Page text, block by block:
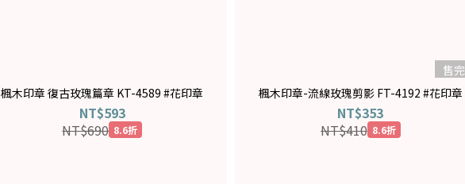
楓木印章 復古玫瑰篇章 KT-4589 #花印章
NT$593
NT$690 8.6折
售完
楓木印章-流線玫瑰剪影 FT-4192 #花印章
NT$353
NT$410 8.6折